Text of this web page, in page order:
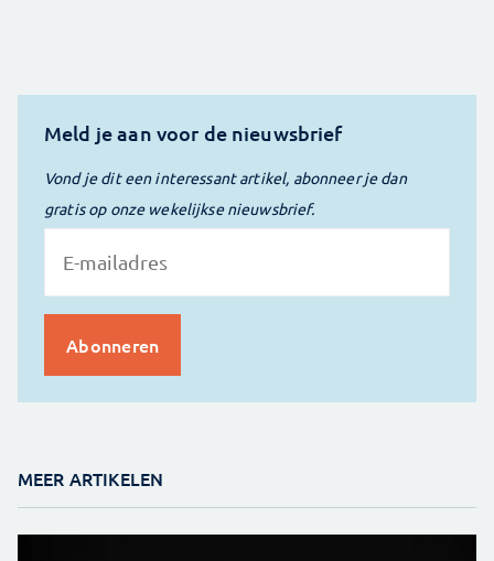
Meld je aan voor de nieuwsbrief
Vond je dit een interessant artikel, abonneer je dan
gratis op onze wekelijkse nieuwsbrief.
MEER ARTIKELEN